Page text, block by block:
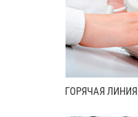
ГОРЯЧАЯ ЛИНИЯ